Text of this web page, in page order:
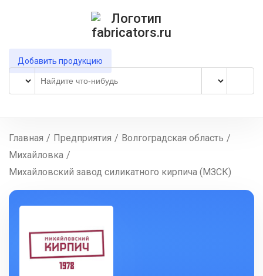
Добавить продукцию
Главная / Предприятия / Волгоградская область /
Михайловка /
Михайловский завод силикатного кирпича (МЗСК)